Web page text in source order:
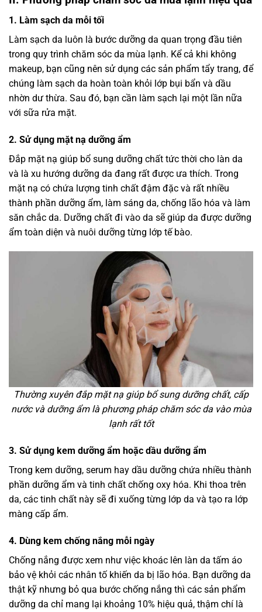
1. Làm sạch da mỗi tối
Làm sạch da luôn là bước dưỡng da quan trọng đầu tiên
trong quy trình chăm sóc da mùa lạnh. Kể cả khi không
makeup, bạn cũng nên sử dụng các sản phẩm tẩy trang, để
chúng làm sạch da hoàn toàn khỏi lớp bụi bẩn và dầu
nhờn dư thừa. Sau đó, bạn cần làm sạch lại một lần nữa
với sữa rửa mặt.
2. Sử dụng mặt nạ dưỡng ẩm
Đắp mặt nạ giúp bổ sung dưỡng chất tức thời cho làn da
và là xu hướng dưỡng da đang rất được ưa thích. Trong
mặt nạ có chứa lượng tinh chất đậm đặc và rất nhiều
thành phần dưỡng ẩm, làm sáng da, chống lão hóa và làm
săn chắc da. Dưỡng chất đi vào da sẽ giúp da được dưỡng
ẩm toàn diện và nuôi dưỡng từng lớp tế bào.
Thường xuyên đắp mặt nạ giúp bổ sung dưỡng chất, cấp
nước và dưỡng ẩm là phương pháp chăm sóc da vào mùa
lạnh rất tốt
3. Sử dụng kem dưỡng ẩm hoặc dầu dưỡng ẩm
Trong kem dưỡng, serum hay dầu dưỡng chứa nhiều thành
phần dưỡng ẩm và tinh chất chống oxy hóa. Khi thoa trên
da, các tinh chất này sẽ đi xuống từng lớp da và tạo ra lớp
màng cấp ẩm.
4. Dùng kem chống nắng mỗi ngày
Chống nắng được xem như việc khoác lên làn da tấm áo
bảo vệ khỏi các nhân tố khiến da bị lão hóa. Bạn dưỡng da
thật kỹ nhưng bỏ qua bước chống nắng thì các sản phẩm
dưỡng da chỉ mang lại khoảng 10% hiệu quả, thậm chí là